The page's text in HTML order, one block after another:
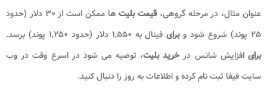
عنوان مثال، در مرحله گروهی،قیمت بلیت
ها ممکن است از ۳۰ دلار (حدود
۲۵ پوند) شروع شود و
برای فینال به ۱,۵۵۰ دلار (حدود ۱,۲۵۰ پوند) برسد.
برایافزایش شانس درخرید بلیت، توصیه می شود در اسرع وقت در وب
سایت فیفا ثبت نام کرده و اطلاعات به روز را دنبال کنید.